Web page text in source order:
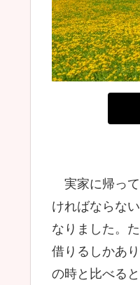
実家に帰って
ければならな
なりました。
借りるしかあ
の時と比べる